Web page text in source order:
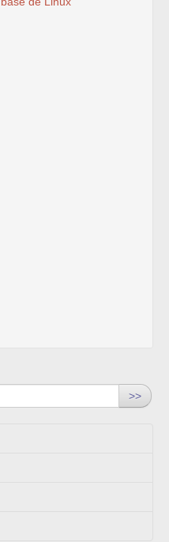
>>